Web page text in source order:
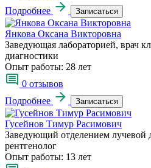
Подробнее
Записаться
Янкова Оксана Викторовна
Заведующая лабораторией, врач
диагностики
Опыт работы: 28 лет
0 отзывов
Подробнее
Записаться
Гусейнов Тимур Расимович
Заведующий отделением лучевой
рентгенолог
Опыт работы: 13 лет